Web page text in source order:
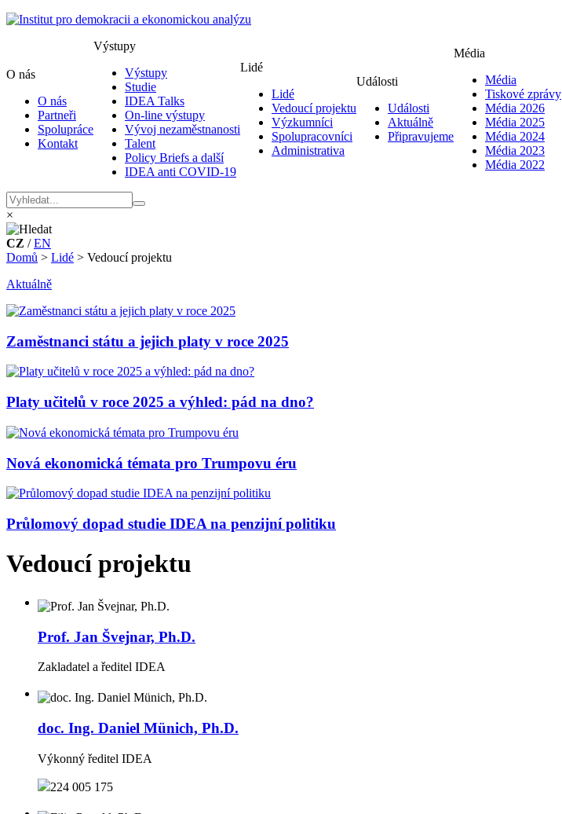
O nás
O nás
Partneři
Spolupráce
Kontakt
Výstupy
Výstupy
Studie
IDEA Talks
On-line výstupy
Vývoj nezaměstnanosti
Talent
Policy Briefs a další
IDEA anti COVID-19
Lidé
Lidé
Vedoucí projektu
Výzkumníci
Spolupracovníci
Administrativa
Události
Události
Aktuálně
Připravujeme
Média
Média
Tiskové zprávy
Média 2026
Média 2025
Média 2024
Média 2023
Média 2022
×
CZ /EN
Domů > Lidé > Vedoucí projektu
Aktuálně
Zaměstnanci státu a jejich platy v roce 2025
Platy učitelů v roce 2025 a výhled: pád na dno?
Nová ekonomická témata pro Trumpovu éru
Průlomový dopad studie IDEA na penzijní politiku
Vedoucí projektu
Prof. Jan Švejnar, Ph.D.
Zakladatel a ředitel IDEA
doc. Ing. Daniel Münich, Ph.D.
Výkonný ředitel IDEA
224 005 175